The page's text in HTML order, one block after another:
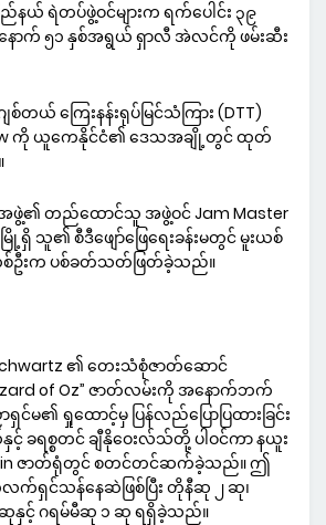
နယ် ရဲတပ်ဖွဲ့ဝင်များက ရက်ပေါင်း ၃၉
းနောက် ၅၁ နှစ်အရွယ် ရှာလီ အဲလင်ကို ဖမ်းဆီး
ျစ်တယ် ကြေးနန်းရုပ်မြင်သံကြား (DTT)
ကို ယူကေနိုင်ငံ၏ ဒေသအချို့တွင် ထုတ်
အဖွဲ့၏ တည်ထောင်သူ အဖွဲ့ဝင် Jam Master
ရှိ သူ၏ စီဒီဖျော်ဖြေရေးခန်းမတွင် မူးယစ်
စ်ဦးက ပစ်ခတ်သတ်ဖြတ်ခဲ့သည်။
Schwartz ၏ တေးသံစုံဇာတ်ဆောင်
of Oz” ဇာတ်လမ်းကို အနောက်ဘက်
မ၏ ရှုထောင့်မှ ပြန်လည်ပြောပြထားခြင်း
နှင့် ခရစ္စတင် ချီနိုဝေးလ်သ်တို့ ပါဝင်ကာ နယူး
ဇာတ်ရုံတွင် စတင်တင်ဆက်ခဲ့သည်။ ဤ
င်သန်နေဆဲဖြစ်ပြီး တိုနီဆု ၂ ဆု၊
ဆုနှင့် ဂရမ်မီဆု ၁ ဆု ရရှိခဲ့သည်။